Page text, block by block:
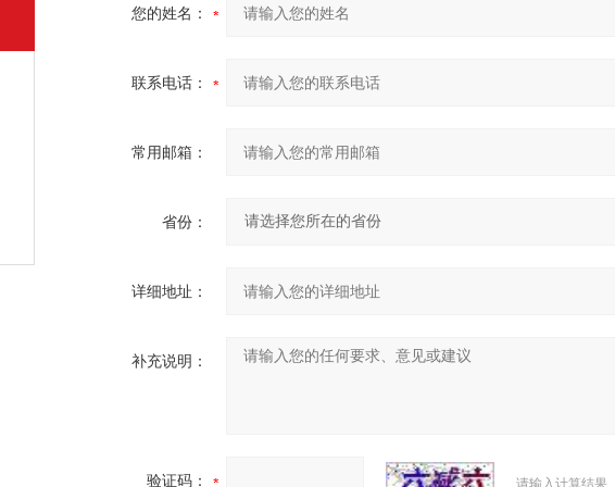
您的姓名：
联系电话：
常用邮箱：
省份：
详细地址：
补充说明：
验证码： 请输入计算结果